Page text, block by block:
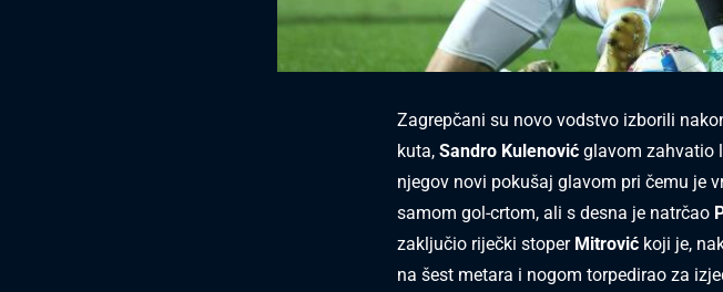
Zagrepčani su novo vodstvo izborili
kuta, Sandro Kulenović glavom zahvatio
njegov novi pokušaj glavom pri čemu je
samom gol-crtom, ali s desna je natrčao
zaključio riječki stoper Mitrović koji je,
na šest metara i nogom torpedirao za